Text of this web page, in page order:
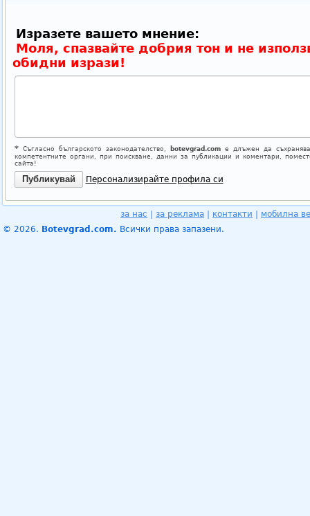
Изразете вашето мнение:
Моля, спазвайте добрия тон и не
обидни изрази!
*Съгласно българското законодателство, botevgrad.comе длъжен да
компетентните органи, при поискване, данни за публикации и коментари,
сайта!
Персонализирайте профила си
за нас за реклама контакти
мобилна
© 2026. Botevgrad.com. Всички права запазени.